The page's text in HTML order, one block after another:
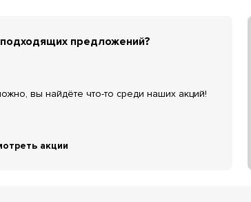
предложений?
вы найдёте что-то среди наших акций!
акции